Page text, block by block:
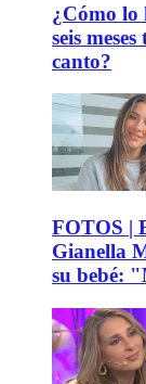
¿Cómo lo
seis
canto?
FOTOS |
Gianella
su bebé: